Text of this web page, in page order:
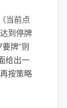
当前点
到停牌
牌”则
给出一
按策略